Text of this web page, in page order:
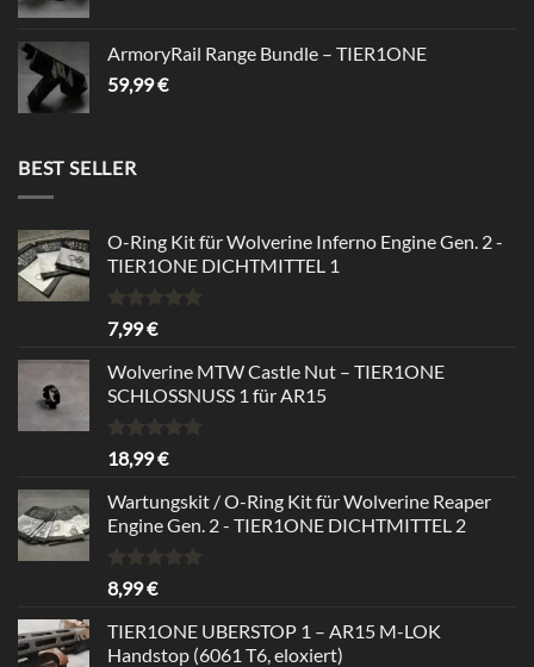
ArmoryRail Range Bundle – TIER1ONE
59,99€
BEST SELLER
O-Ring Kit für Wolverine Inferno Engine Gen. 2 -
TIER1ONE DICHTMITTEL 1
Bewertet
mit
von 5
7,99€
Wolverine MTW Castle Nut – TIER1ONE
SCHLOSSNUSS 1 für AR15
Bewertet
mit
von 5
18,99€
Wartungskit / O-Ring Kit für Wolverine Reaper
Engine Gen. 2 - TIER1ONE DICHTMITTEL 2
Bewertet
mit
von 5
8,99€
TIER1ONE UBERSTOP 1 – AR15 M-LOK
Handstop (6061 T6, eloxiert)